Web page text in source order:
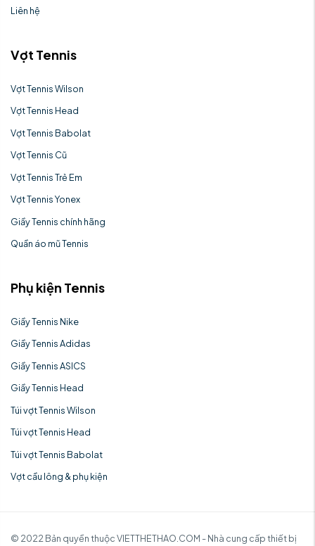
Liên hệ
Vợt Tennis
Vợt Tennis Wilson
Vợt Tennis Head
Vợt Tennis Babolat
Vợt Tennis Cũ
Vợt Tennis Trẻ Em
Vợt Tennis Yonex
Giầy Tennis chính hãng
Quần áo mũ Tennis
Phụ kiện Tennis
Giầy Tennis Nike
Giầy Tennis Adidas
Giầy Tennis ASICS
Giầy Tennis Head
Túi vợt Tennis Wilson
Túi vợt Tennis Head
Túi vợt Tennis Babolat
Vợt cầu lông & phụ kiện
© 2022 Bản quyền thuộc VIETTHETHAO.COM - Nhà cung cấp thiết bị